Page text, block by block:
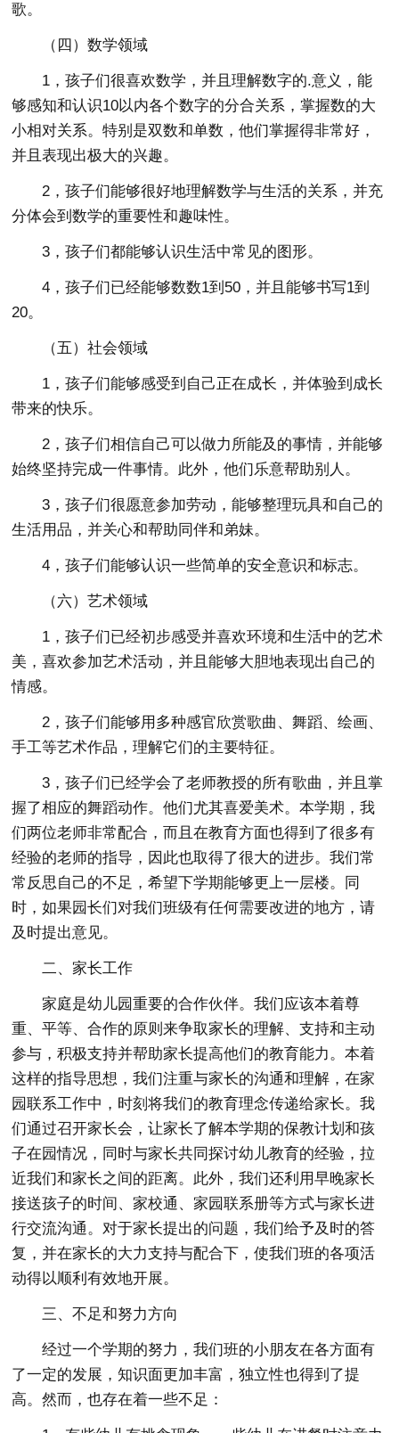
歌。
（四）数学领域
1，孩子们很喜欢数学，并且理解数字的.意义，能
够感知和认识10以内各个数字的分合关系，掌握数的大
小相对关系。特别是双数和单数，他们掌握得非常好，
并且表现出极大的兴趣。
2，孩子们能够很好地理解数学与生活的关系，并充
分体会到数学的重要性和趣味性。
3，孩子们都能够认识生活中常见的图形。
4，孩子们已经能够数数1到50，并且能够书写1到
20。
（五）社会领域
1，孩子们能够感受到自己正在成长，并体验到成长
带来的快乐。
2，孩子们相信自己可以做力所能及的事情，并能够
始终坚持完成一件事情。此外，他们乐意帮助别人。
3，孩子们很愿意参加劳动，能够整理玩具和自己的
生活用品，并关心和帮助同伴和弟妹。
4，孩子们能够认识一些简单的安全意识和标志。
（六）艺术领域
1，孩子们已经初步感受并喜欢环境和生活中的艺术
美，喜欢参加艺术活动，并且能够大胆地表现出自己的
情感。
2，孩子们能够用多种感官欣赏歌曲、舞蹈、绘画、
手工等艺术作品，理解它们的主要特征。
3，孩子们已经学会了老师教授的所有歌曲，并且掌
握了相应的舞蹈动作。他们尤其喜爱美术。本学期，我
们两位老师非常配合，而且在教育方面也得到了很多有
经验的老师的指导，因此也取得了很大的进步。我们常
常反思自己的不足，希望下学期能够更上一层楼。同
时，如果园长们对我们班级有任何需要改进的地方，请
及时提出意见。
二、家长工作
家庭是幼儿园重要的合作伙伴。我们应该本着尊
重、平等、合作的原则来争取家长的理解、支持和主动
参与，积极支持并帮助家长提高他们的教育能力。本着
这样的指导思想，我们注重与家长的沟通和理解，在家
园联系工作中，时刻将我们的教育理念传递给家长。我
们通过召开家长会，让家长了解本学期的保教计划和孩
子在园情况，同时与家长共同探讨幼儿教育的经验，拉
近我们和家长之间的距离。此外，我们还利用早晚家长
接送孩子的时间、家校通、家园联系册等方式与家长进
行交流沟通。对于家长提出的问题，我们给予及时的答
复，并在家长的大力支持与配合下，使我们班的各项活
动得以顺利有效地开展。
三、不足和努力方向
经过一个学期的努力，我们班的小朋友在各方面有
了一定的发展，知识面更加丰富，独立性也得到了提
高。然而，也存在着一些不足：